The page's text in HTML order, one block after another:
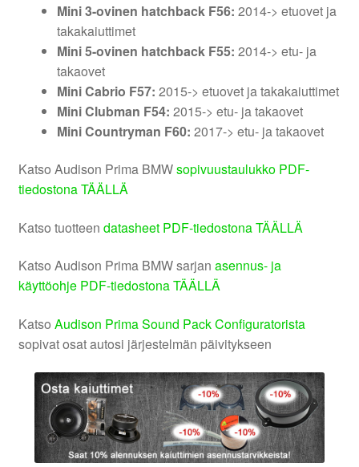
Mini 3-ovinen hatchback F56: 2014-> etuovet ja
takakaiuttimet
Mini 5-ovinen hatchback F55: 2014-> etu- ja
takaovet
Mini Cabrio F57: 2015-> etuovet ja takakaiuttimet
Mini Clubman F54: 2015-> etu- ja takaovet
Mini Countryman F60: 2017-> etu- ja takaovet
Katso Audison Prima BMWsopivuustaulukko PDF-
tiedostona TÄÄLLÄ
Katso tuotteen datasheet PDF-tiedostona TÄÄLLÄ
Katso Audison Prima BMW sarjan asennus- ja
käyttöohje PDF-tiedostona TÄÄLLÄ
Katso Audison Prima Sound Pack Configuratorista
sopivat osat autosi järjestelmän päivitykseen